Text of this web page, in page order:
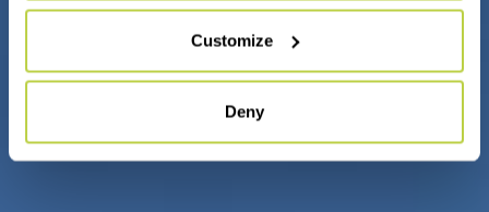
Customize
Deny